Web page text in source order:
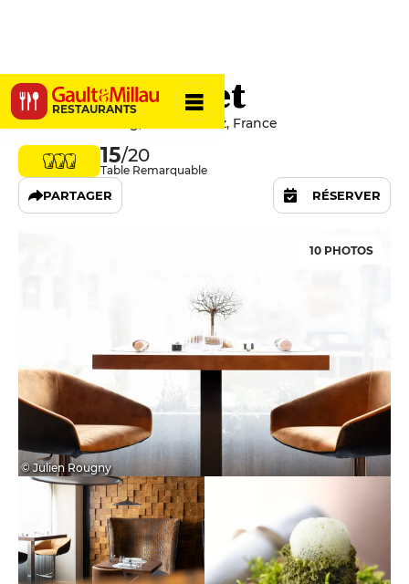
RESTAURANTS
Hervé Busset
24 Place du Bourg, 12000 Rodez, France
15/20
Table Remarquable
PARTAGER RÉSERVER
© Julien Rougny
10 PHOTOS